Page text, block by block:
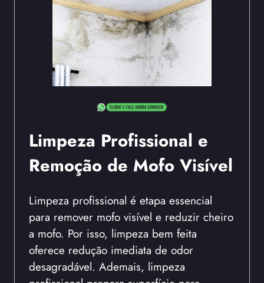
Limpeza Profissional e
Remoção de Mofo Visível
Limpeza profissional é etapa essencial
para remover mofo visível e reduzir cheiro
a mofo. Por isso, limpeza bem feita
oferece redução imediata de odor
desagradável. Ademais, limpeza